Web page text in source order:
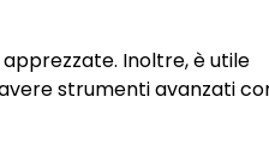
Inoltre, è utile
strumenti avanzati